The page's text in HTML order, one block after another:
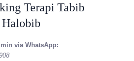
Terapi Tabib
via WhatsApp: